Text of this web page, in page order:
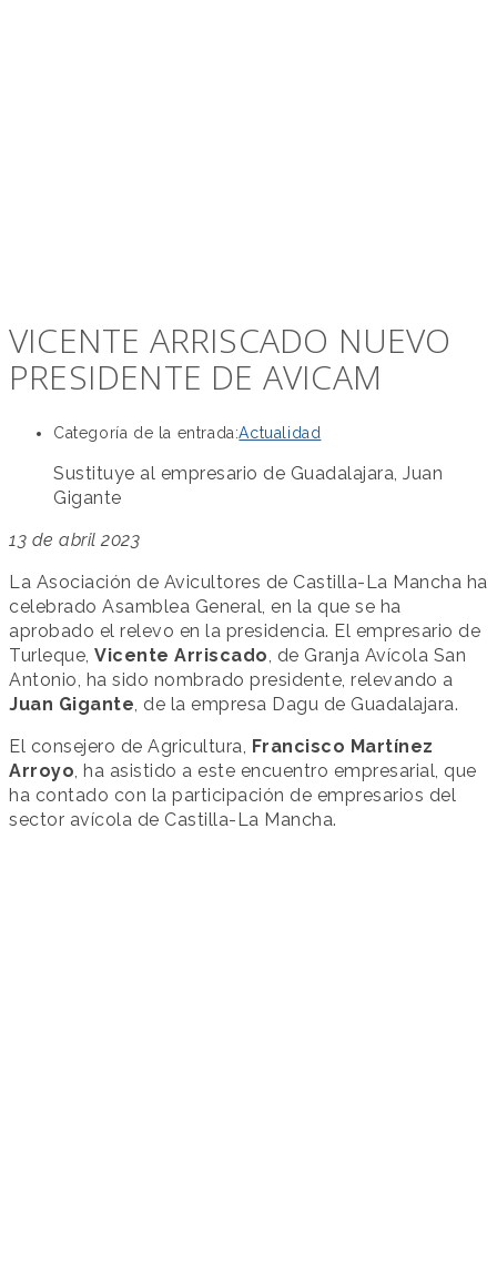
VICENTE ARRISCADO NUEVO
PRESIDENTE DE AVICAM
Categoría de la entrada:Actualidad
Sustituye al empresario de Guadalajara, Juan
Gigante
13 de abril 2023
La Asociación de Avicultores de Castilla-La Mancha ha
celebrado Asamblea General, en la que se ha
aprobado el relevo en la presidencia. El empresario de
Turleque, Vicente Arriscado, de Granja Avícola San
Antonio, ha sido nombrado presidente, relevando a
Juan Gigante, de la empresa Dagu de Guadalajara.
El consejero de Agricultura, Francisco Martínez
Arroyo, ha asistido a este encuentro empresarial, que
ha contado con la participación de empresarios del
sector avícola de Castilla-La Mancha.